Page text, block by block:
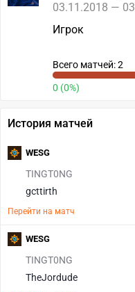
03.11.2018 —
Игрок
Всего матчей: 2
0 (0%)
История матчей
TINGT0NG
gcttirth
Перейти на матч
WESG
TINGT0NG
TheJordude
WESG